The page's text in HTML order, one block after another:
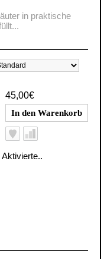
in praktische
45,00€
Aktivierte..